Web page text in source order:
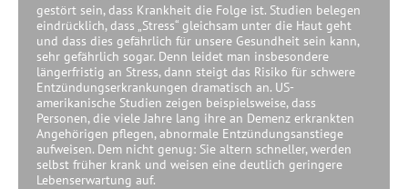
gestört sein, dass Krankheit die Folge ist. Studien belegen
eindrücklich, dass „Stress“ gleichsam unter die Haut geht
und dass dies gefährlich für unsere Gesundheit sein kann,
sehr gefährlich sogar. Denn leidet man insbesondere
längerfristig an Stress, dann steigt das Risiko für schwere
Entzündungserkrankungen dramatisch an. US-
amerikanische Studien zeigen beispielsweise, dass
Personen, die viele Jahre lang ihre an Demenz erkrankten
Angehörigen pflegen, abnormale Entzündungsanstiege
aufweisen. Dem nicht genug: Sie altern schneller, werden
selbst früher krank und weisen eine deutlich geringere
Lebenserwartung auf.